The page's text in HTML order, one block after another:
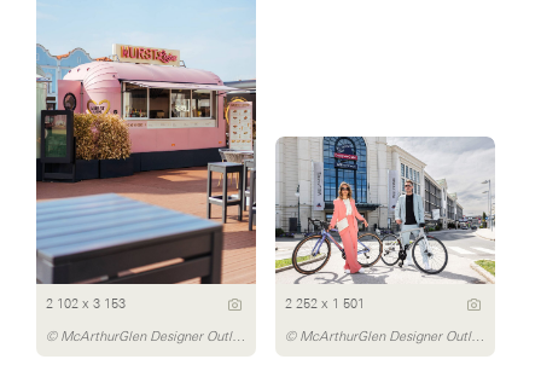
2 102 x 3 153
© McArthurGlen Designer Outlet Parndorf/Dávid Bártfay
2 252 x 1 501
© McArthurGlen Designer Outlet Salzburg/Michael Preschl